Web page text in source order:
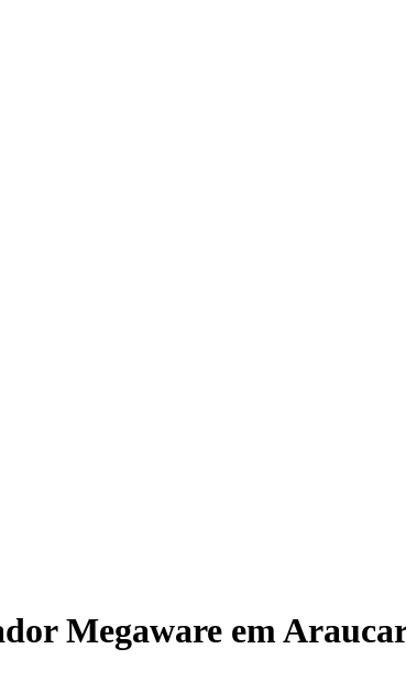
Megaware em